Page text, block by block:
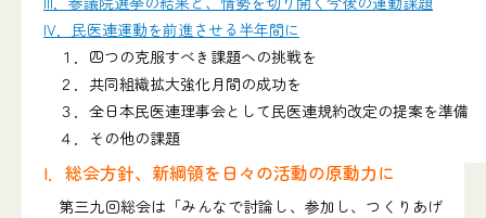
IV．民医連運動を前進させる半年間に
１．四つの克服すべき課題への挑戦を
２．共同組織拡大強化月間の成功を
３．全日本民医連理事会として民医連規約改定の提案を準備
４．その他の課題
I．総会方針、新綱領を日々の活動の原動力に
第三九回総会は「みんなで討論し、参加し、つくりあげ